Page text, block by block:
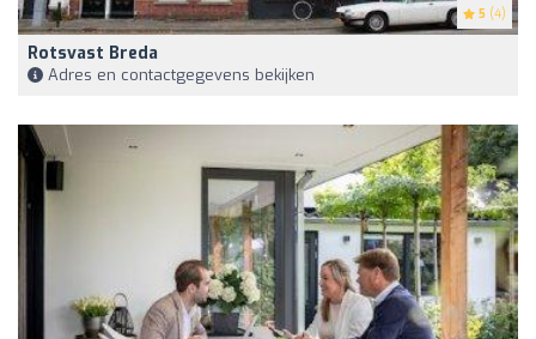
5 (4)
Rotsvast Breda
Adres en contactgegevens bekijken